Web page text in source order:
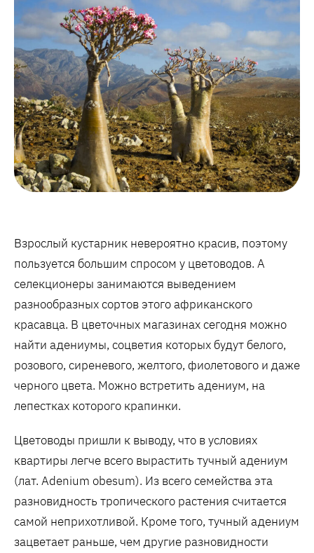
Взрослый кустарник невероятно красив, поэтому
пользуется большим спросом у цветоводов. А
селекционеры занимаются выведением
разнообразных сортов этого африканского
красавца. В цветочных магазинах сегодня можно
найти адениумы, соцветия которых будут белого,
розового, сиреневого, желтого, фиолетового и даже
черного цвета. Можно встретить адениум, на
лепестках которого крапинки.
Цветоводы пришли к выводу, что в условиях
квартиры легче всего вырастить тучный адениум
(лат. Adenium obesum). Из всего семейства эта
разновидность тропического растения считается
самой неприхотливой. Кроме того, тучный адениум
зацветает раньше, чем другие разновидности